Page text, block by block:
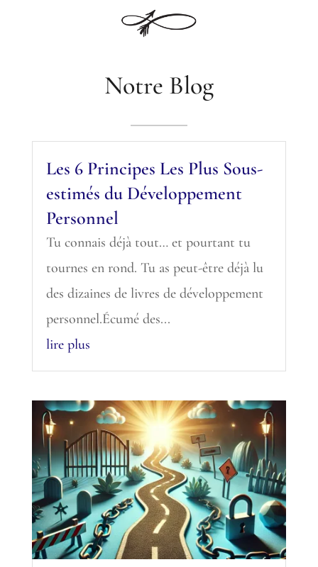
Notre Blog
Les 6 Principes Les Plus Sous-
estimés du Développement
Personnel
Tu connais déjà tout… et pourtant tu
tournes en rond. Tu as peut-être déjà lu
des dizaines de livres de développement
personnel.Écumé des...
lire plus